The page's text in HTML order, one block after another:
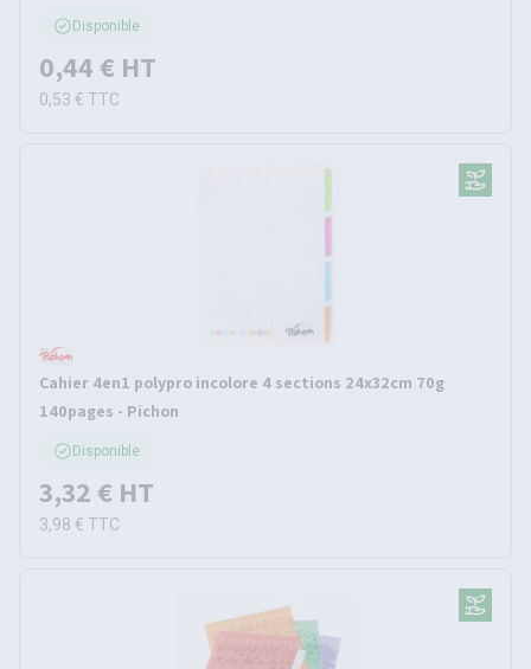
Disponible
0,44 € HT
0,53 € TTC
Cahier 4en1 polypro incolore 4 sections 24x32cm 70g
140pages - Pichon
Disponible
3,32 € HT
3,98 € TTC